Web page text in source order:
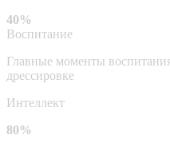
40%
Воспитание
Главные моменты
дрессировке
Интеллект
80%